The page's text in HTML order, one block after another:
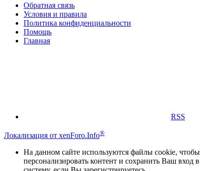
Обратная связь
Условия и правила
Политика конфиденциальности
Помощь
Главная
RSS
Локализация от xenForo.Info®
На данном сайте используются файлы cookie, чтобы
персонализировать контент и сохранить Ваш вход в